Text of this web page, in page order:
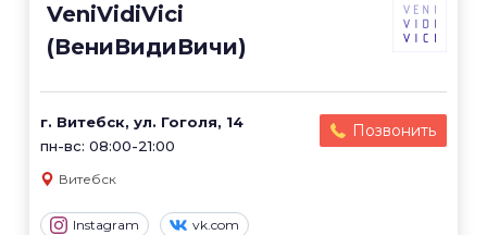
VeniVidiVici
(ВениВидиВичи)
г. Витебск, ул. Гоголя, 14
пн-вс: 08:00-21:00
Позвонить
Витебск
Instagram vk.com